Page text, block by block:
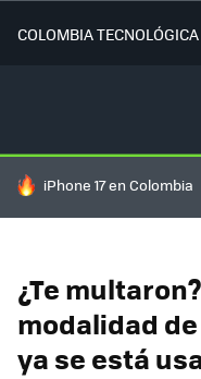
COLOMBIA TECNOLÓGICA
HOY SE HABLA DE
iPhone 17 en Colombia
¿Te
modalidad
ya se está